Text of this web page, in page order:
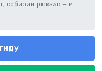
собирай рюкзак — и